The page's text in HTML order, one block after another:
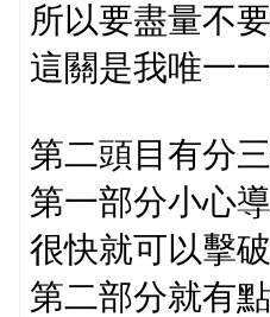
所以要盡量不
這關是我唯一
第二頭目有分
第一部分小心
很快就可以擊破
第二部分就有